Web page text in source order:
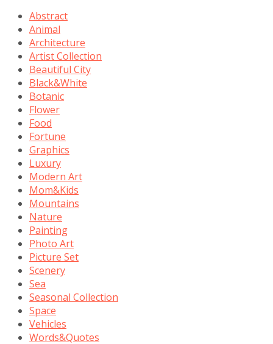
Abstract
Animal
Architecture
Artist Collection
Beautiful City
Black&White
Botanic
Flower
Food
Fortune
Graphics
Luxury
Modern Art
Mom&Kids
Mountains
Nature
Painting
Photo Art
Picture Set
Scenery
Sea
Seasonal Collection
Space
Vehicles
Words&Quotes